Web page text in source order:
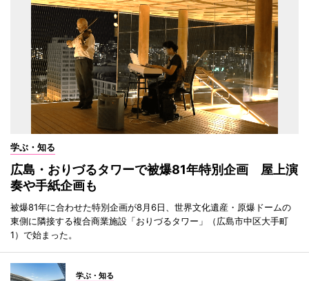
学ぶ・知る
広島・おりづるタワーで被爆81年特別企画 屋上演
奏や手紙企画も
被爆81年に合わせた特別企画が8月6日、世界文化遺産・原爆ドームの
東側に隣接する複合商業施設「おりづるタワー」（広島市中区大手町
1）で始まった。
学ぶ・知る